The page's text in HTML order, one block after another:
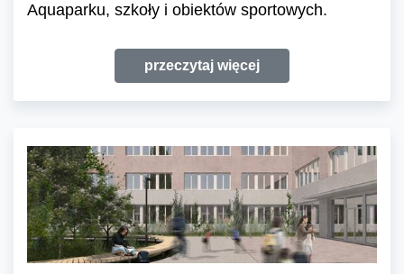
Aquaparku, szkoły i obiektów sportowych.
przeczytaj więcej